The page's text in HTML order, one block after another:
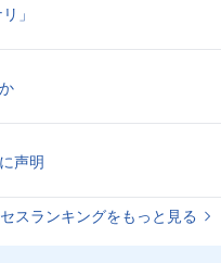
」
声明
スランキングをもっと見る